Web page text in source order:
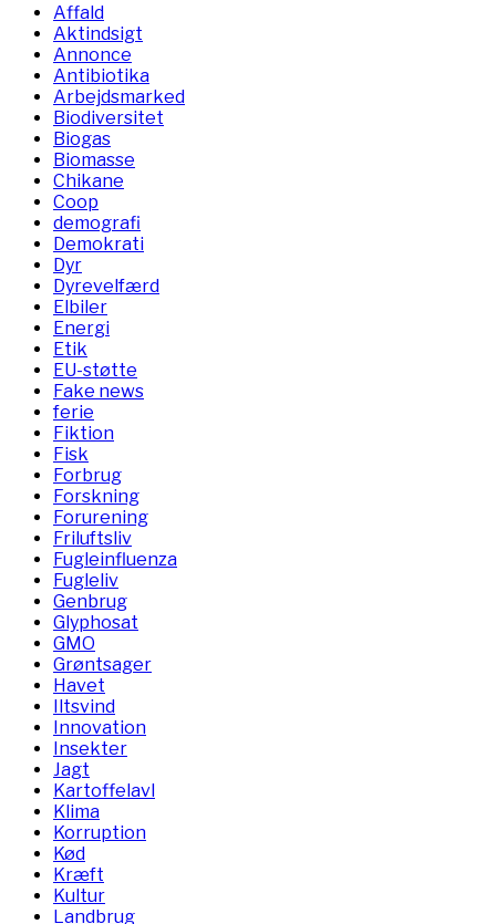
Affald
Aktindsigt
Annonce
Antibiotika
Arbejdsmarked
Biodiversitet
Biogas
Biomasse
Chikane
Coop
demografi
Demokrati
Dyr
Dyrevelfærd
Elbiler
Energi
Etik
EU-støtte
Fake news
ferie
Fiktion
Fisk
Forbrug
Forskning
Forurening
Friluftsliv
Fugleinfluenza
Fugleliv
Genbrug
Glyphosat
GMO
Grøntsager
Havet
Iltsvind
Innovation
Insekter
Jagt
Kartoffelavl
Klima
Korruption
Kød
Kræft
Kultur
Landbrug